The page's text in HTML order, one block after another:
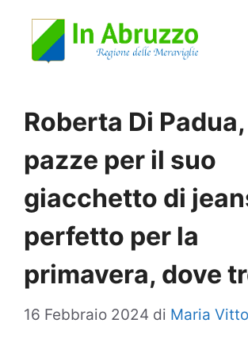
Roberta Di
pazze per il suo
giacchetto di
perfetto per la
primavera, dove
16 Febbraio 2024 di Maria